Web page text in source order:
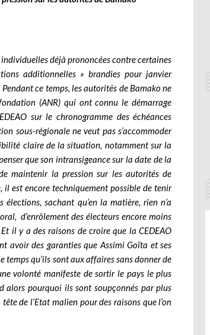
individuelles déjà prononcées contre certaines
additionnelles » brandies pour janvier
ce temps, les autorités de Bamako ne
(ANR) qui ont connu le démarrage
sur le chronogramme des échéances
sous-régionale ne veut pas s’accommoder
claire de la situation, notamment sur la
que son intransigeance sur la date de la
maintenir la pression sur les autorités de
il est encore techniquement possible de tenir
sachant qu’en la matière, rien n’a
d’enrôlement des électeurs encore moins
il y a des raisons de croire que la CEDEAO
avoir des garanties que Assimi Goïta et ses
temps qu’ils sont aux affaires sans donner de
volonté manifeste de sortir le pays le plus
alors pourquoi ils sont soupçonnés par plus
de l’Etat malien pour des raisons que l’on